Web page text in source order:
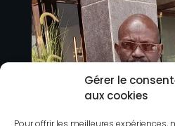
Gérer le
aux cookies
Pour offrir les meilleures expériences,